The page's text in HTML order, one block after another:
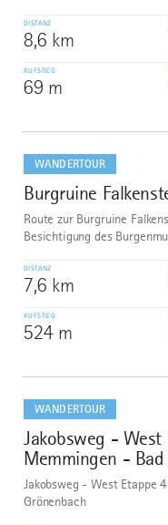
DISTANZ
8,6 km
AUFSTIEG
69 m
WANDERTOUR
6
Burgruine
Route zur Burgruine
Besichtigung des
DISTANZ
7,6 km
AUFSTIEG
524 m
dazu
WANDERTOUR
7
Jakobsweg - West
Memmingen -
Jakobsweg - West Etappe
Grönenbach
dazu